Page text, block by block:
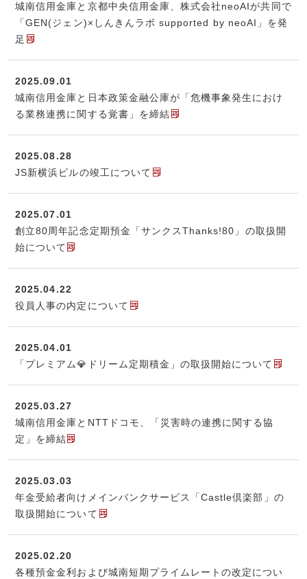
城南信用金庫と京都中央信用金庫、株式会社neoAIが共同で
「GEN(ジェン)×しんきんラボ supported by neoAI」を発
足
2025.09.01
城南信用金庫と日本政策金融公庫が「危機事象発生におけ
る業務連携に関する覚書」を締結
2025.08.28
JS新横浜ビルの竣工について
2025.07.01
創立80周年記念定期預金「サンクスThanks!80」の取扱開
始について
2025.04.22
役員人事の内定について
2025.04.01
「プレミアム💎ドリーム定期積金」の取扱開始について
2025.03.27
城南信用金庫とNTTドコモ、「災害時の連携に関する協
定」を締結
2025.03.03
年金受給者向けメインバンクサービス「Castle倶楽部」の
取扱開始について
2025.02.20
各種預金金利および城南短期プライムレートの改定につい